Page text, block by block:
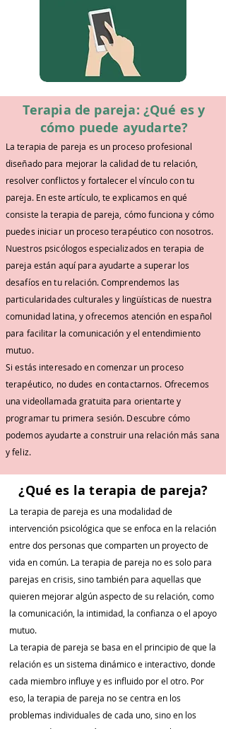
Terapia de pareja: ¿Qué es y
cómo puede ayudarte?
La terapia de pareja es un proceso profesional
diseñado para mejorar la calidad de tu relación,
resolver conflictos y fortalecer el vínculo con tu
pareja. En este artículo, te explicamos en qué
consiste la terapia de pareja, cómo funciona y cómo
puedes iniciar un proceso terapéutico con nosotros.
Nuestros psicólogos especializados en terapia de
pareja están aquí para ayudarte a superar los
desafíos en tu relación. Comprendemos las
particularidades culturales y lingüísticas de nuestra
comunidad latina, y ofrecemos atención en español
para facilitar la comunicación y el entendimiento
mutuo.
Si estás interesado en comenzar un proceso
terapéutico, no dudes en contactarnos. Ofrecemos
una videollamada gratuita para orientarte y
programar tu primera sesión. Descubre cómo
podemos ayudarte a construir una relación más sana
y feliz.
¿Qué es la terapia de pareja?
La terapia de pareja es una modalidad de
intervención psicológica que se enfoca en la relación
entre dos personas que comparten un proyecto de
vida en común. La terapia de pareja no es solo para
parejas en crisis, sino también para aquellas que
quieren mejorar algún aspecto de su relación, como
la comunicación, la intimidad, la confianza o el apoyo
mutuo.
La terapia de pareja se basa en el principio de que la
relación es un sistema dinámico e interactivo, donde
cada miembro influye y es influido por el otro. Por
eso, la terapia de pareja no se centra en los
problemas individuales de cada uno, sino en los